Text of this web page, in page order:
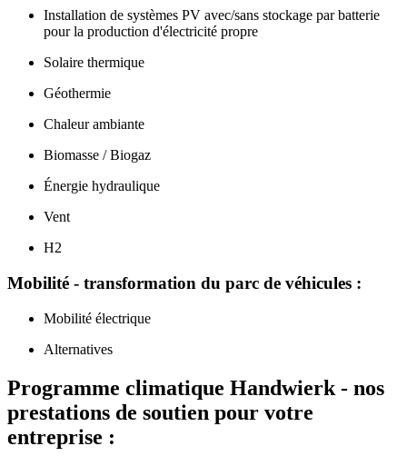
Installation de systèmes PV avec/sans stockage par batterie
pour la production d'électricité propre
Solaire thermique
Géothermie
Chaleur ambiante
Biomasse / Biogaz
Énergie hydraulique
Vent
H2
Mobilité - transformation du parc de véhicules :
Mobilité électrique
Alternatives
Programme climatique Handwierk - nos
prestations de soutien pour votre
entreprise :